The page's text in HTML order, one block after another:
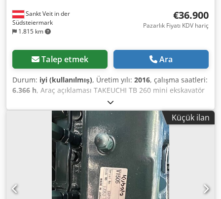
Sankt Veit in der
Südsteiermark
1.815 km
€36.900
Pazarlık Fiyatı KDV hariç
Talep etmek Ara
Durum: iyi (kullanılmış), Üretim yılı: 2016, çalışma saatleri:
6.366 h, Araç açıklaması TAKEUCHI TB 260 mini ekskavatör
midi ekskavatör Yıl 2016 acc. Sayaç 6,366 saat 32,4 KW
5,735 KG Dodpfxsrynu Ej Anxswa - hidr. hızlı bağlantı
elemanı - tüm hatlar - 2 kova - yeni hidr. eğim kovası !!! -
İklim kontrolü - ek farlar - renkli camlar - hemen kullanıma
hazır - cıvata ve burçlarda küçük oynamalar satış fiyatı:
36.900,-- net uygun teslimat da mümkün!
Küçük ilan